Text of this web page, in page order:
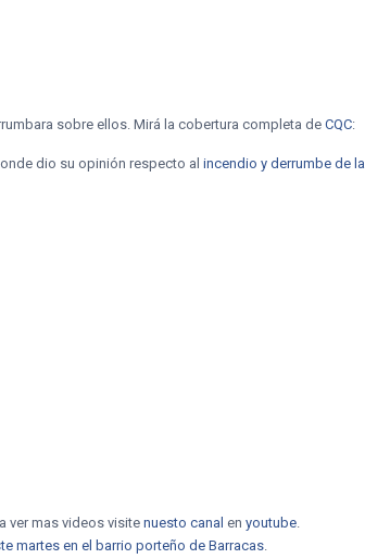
sobre ellos. Mirá la cobertura completa deCQC:
dio su opinión respecto alincendio y derrumbe de la
ver mas videos visitenuesto canal enyoutube.
martes en el barrio porteño de Barracas.